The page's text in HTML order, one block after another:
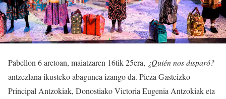
Pabellon 6 aretoan, maiatzaren 16tik 25era, ¿Quién nos disparó?
antzezlana ikusteko abagunea izango da. Pieza Gasteizko
Principal Antzokiak, Donostiako Victoria Eugenia Antzokiak eta